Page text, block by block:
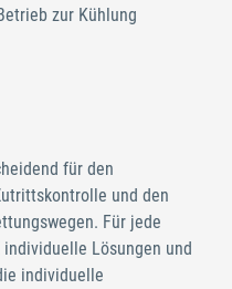
zur Kühlung
für den
und den
Für jede
Lösungen und
individuelle